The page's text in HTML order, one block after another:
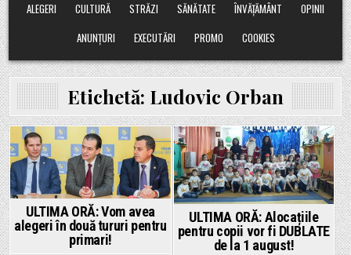
ALEGERI
CULTURĂ STRĂZI SĂNĂTATE ÎNVĂȚĂMÂNT
OPINII
ANUNȚURI
EXECUTĂRI PROMO COOKIES
Etichetă: Ludovic Orban
Posted
in
ULTIMA ORĂ: Vom avea
alegeri în două tururi pentru
primari!
Posted
in
ULTIMA ORĂ: Alocațiile
pentru copii vor fi DUBLATE
de la 1 august!